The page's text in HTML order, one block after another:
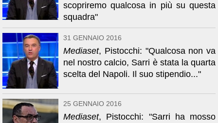
scopriremo qualcosa in più su questa
squadra"
31 GENNAIO 2016
Mediaset, Pistocchi: "Qualcosa non va
nel nostro calcio, Sarri è stata la quarta
scelta del Napoli. Il suo stipendio..."
25 GENNAIO 2016
Mediaset, Pistocchi: "Sarri ha mosso